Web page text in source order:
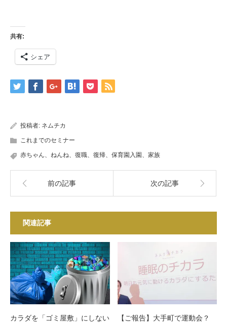
共有:
シェア
投稿者: ネムチカ
これまでのセミナー
赤ちゃん、ねんね、復職、復帰、保育園入園、家族
前の記事 次の記事
関連記事
カラダを「ゴミ屋敷」にしない
【ご報告】大手町で運動会？